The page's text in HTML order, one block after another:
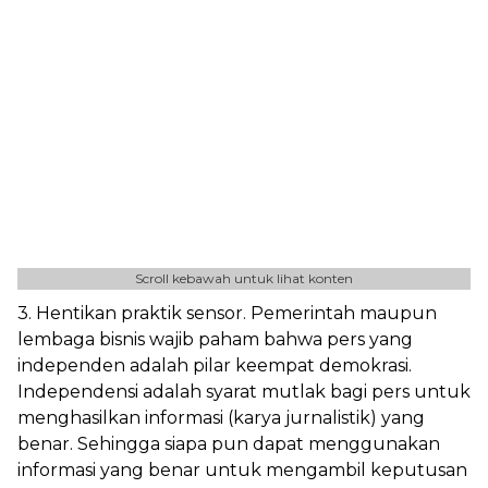
Scroll kebawah untuk lihat konten
3. Hentikan praktik sensor. Pemerintah maupun
lembaga bisnis wajib paham bahwa pers yang
independen adalah pilar keempat demokrasi.
Independensi adalah syarat mutlak bagi pers untuk
menghasilkan informasi (karya jurnalistik) yang
benar. Sehingga siapa pun dapat menggunakan
informasi yang benar untuk mengambil keputusan